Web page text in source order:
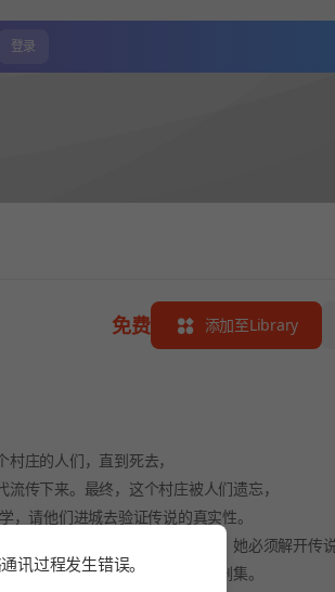
登录
免费 添加至Library
庄的人们，直到死去，
传下来。最终，这个村庄被人们遗忘，
请他们进城去验证传说的真实性。
您将深入了解这个小镇的传奇。她必须解开传说
节都分开。未来将会发布新的剧集。
讯过程发生错误。